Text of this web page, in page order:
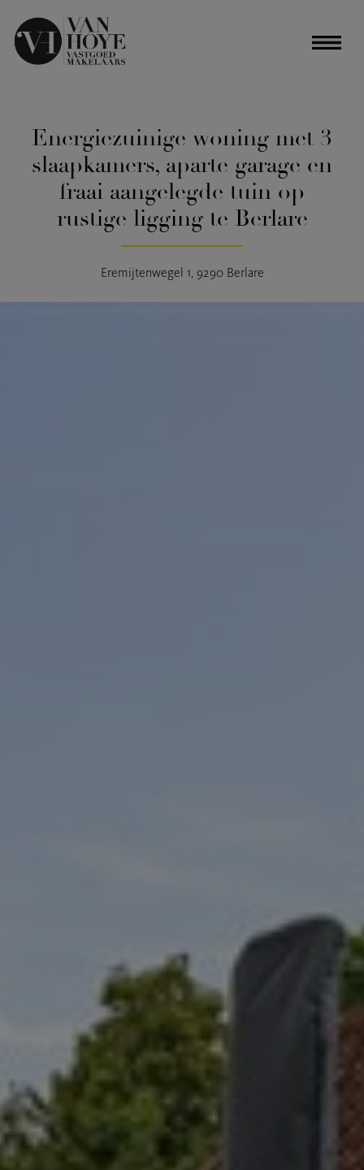
Energiezuinige woning met 3
slaapkamers, aparte garage en
fraai aangelegde tuin op
rustige ligging te Berlare
Eremijtenwegel 1, 9290 Berlare